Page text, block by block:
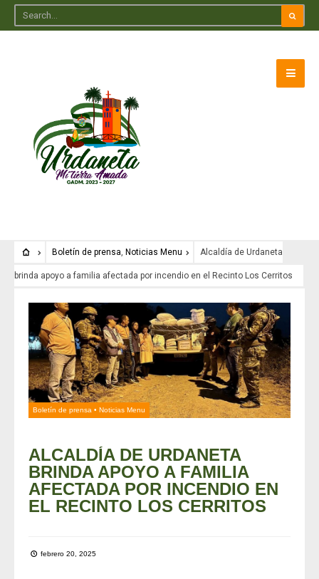
Boletín de prensa, Noticias Menu Alcaldía de Urdaneta
brinda apoyo a familia afectada por incendio en el Recinto Los Cerritos
Boletín de prensa • Noticias Menu
ALCALDÍA DE URDANETA
BRINDA APOYO A FAMILIA
AFECTADA POR INCENDIO EN
EL RECINTO LOS CERRITOS
febrero 20, 2025